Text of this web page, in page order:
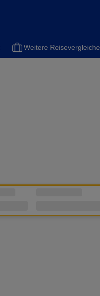
Versicherungen Flüge
Weitere Reisevergleiche